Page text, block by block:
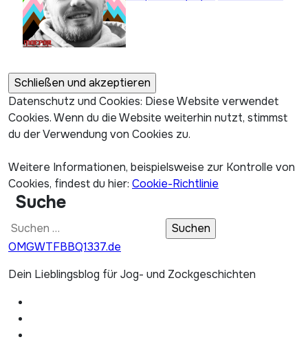
Datenschutz und Cookies: Diese Website verwendet
Cookies. Wenn du die Website weiterhin nutzt, stimmst
du der Verwendung von Cookies zu.
Weitere Informationen, beispielsweise zur Kontrolle von
Cookies, findest du hier: Cookie-Richtlinie
Suche
Suchen
nach:
OMGWTFBBQ1337.de
Dein Lieblingsblog für Jog- und Zockgeschichten